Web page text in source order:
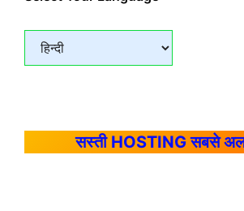
सस्ती HOSTING सबसे